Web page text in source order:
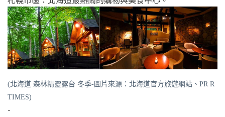
(北海道 森林精靈露台 冬季-圖片來源：北海道官方旅遊網站、PR R
TIMES)
-